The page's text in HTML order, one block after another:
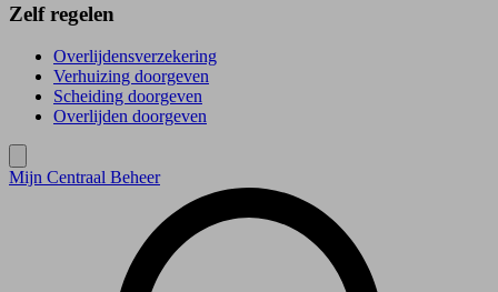
Zelf regelen
Overlijdensverzekering
Verhuizing doorgeven
Scheiding doorgeven
Overlijden doorgeven
Mijn Centraal Beheer